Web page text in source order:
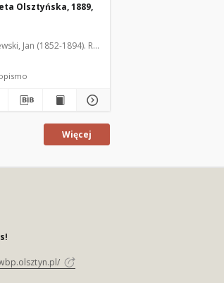
Olsztyńska, 1889,
Jan (1852-1894). Red.
Więcej